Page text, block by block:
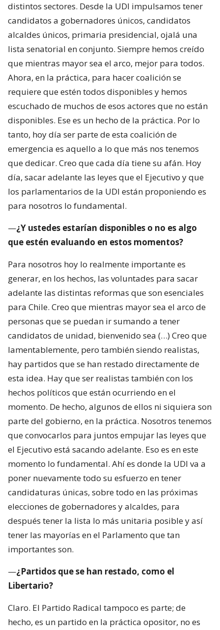
distintos sectores. Desde la UDI impulsamos tener
candidatos a gobernadores únicos, candidatos
alcaldes únicos, primaria presidencial, ojalá una
lista senatorial en conjunto. Siempre hemos creído
que mientras mayor sea el arco, mejor para todos.
Ahora, en la práctica, para hacer coalición se
requiere que estén todos disponibles y hemos
escuchado de muchos de esos actores que no están
disponibles. Ese es un hecho de la práctica. Por lo
tanto, hoy día ser parte de esta coalición de
emergencia es aquello a lo que más nos tenemos
que dedicar. Creo que cada día tiene su afán. Hoy
día, sacar adelante las leyes que el Ejecutivo y que
los parlamentarios de la UDI están proponiendo es
para nosotros lo fundamental.
—¿Y ustedes estarían disponibles o no es algo
que estén evaluando en estos momentos?
Para nosotros hoy lo realmente importante es
generar, en los hechos, las voluntades para sacar
adelante las distintas reformas que son esenciales
para Chile. Creo que mientras mayor sea el arco de
personas que se puedan ir sumando a tener
candidatos de unidad, bienvenido sea (…) Creo que
lamentablemente, pero también siendo realistas,
hay partidos que se han restado directamente de
esta idea. Hay que ser realistas también con los
hechos políticos que están ocurriendo en el
momento. De hecho, algunos de ellos ni siquiera son
parte del gobierno, en la práctica. Nosotros tenemos
que convocarlos para juntos empujar las leyes que
el Ejecutivo está sacando adelante. Eso es en este
momento lo fundamental. Ahí es donde la UDI va a
poner nuevamente todo su esfuerzo en tener
candidaturas únicas, sobre todo en las próximas
elecciones de gobernadores y alcaldes, para
después tener la lista lo más unitaria posible y así
tener las mayorías en el Parlamento que tan
importantes son.
—¿Partidos que se han restado, como el
Libertario?
Claro. El Partido Radical tampoco es parte; de
hecho, es un partido en la práctica opositor, no es